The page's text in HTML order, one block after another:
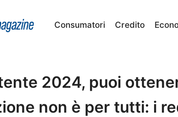
Consumatori Credito
2024, puoi
non è per tutti: i